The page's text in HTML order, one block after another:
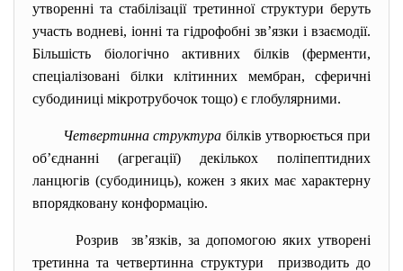
утворенні та стабілізації третинної структури беруть
участь водневі, іонні та гідрофобні зв’язки і взаємодії.
Більшість біологічно активних білків (ферменти,
спеціалізовані білки клітинних мембран, сферичні
субодиниці мікротрубочок тощо) є глобулярними.
Четвертинна структура білків утворюється при
об’єднанні (агрегації) декількох поліпептидних
ланцюгів (субодиниць), кожен з яких має характерну
впорядковану конформацію.
Розрив зв’язків, за допомогою яких утворені
третинна та четвертинна структури призводить до